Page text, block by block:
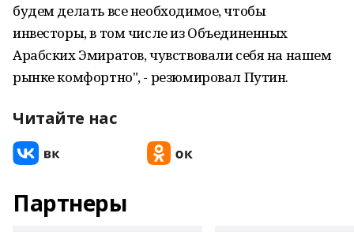
будем делать все необходимое, чтобы
инвесторы, в том числе из Объединенных
Арабских Эмиратов, чувствовали себя на нашем
рынке комфортно", - резюмировал Путин.
Читайте нас
Партнеры